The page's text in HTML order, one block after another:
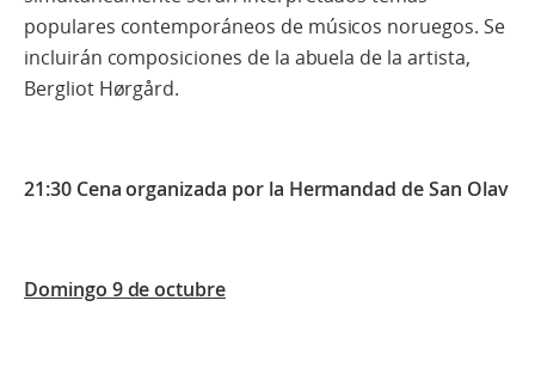
populares contemporáneos de músicos noruegos. Se
incluirán composiciones de la abuela de la artista,
Bergliot Hørgård.
21:30 Cena organizada por la Hermandad de San Olav
Domingo 9 de octubre